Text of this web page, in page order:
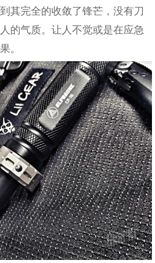
其完全的收敛了锋芒，没有刀
的气质。让人不觉或是在应急
。